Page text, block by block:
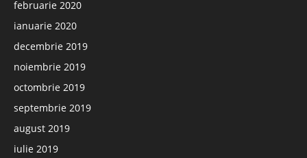
februarie 2020
ianuarie 2020
decembrie 2019
noiembrie 2019
octombrie 2019
septembrie 2019
august 2019
iulie 2019